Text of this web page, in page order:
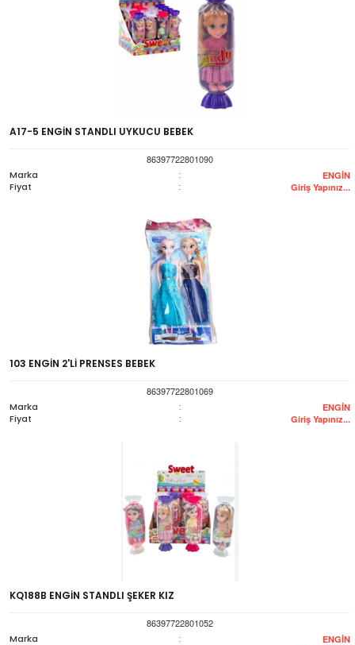
A17-5 ENGİN STANDLI UYKUCU BEBEK
86397722801090
Marka
: ENGİN
Fiyat : Giriş Yapınız...
103 ENGİN 2'Lİ PRENSES BEBEK
86397722801069
Marka
: ENGİN
Fiyat : Giriş Yapınız...
KQ188B ENGİN STANDLI ŞEKER KIZ
86397722801052
Marka
: ENGİN